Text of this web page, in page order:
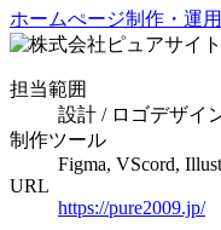
ホームぺージ制作・運用
担当範囲
設計 / ロゴデザイ
制作ツール
Figma, VScord,
URL
https://pure2009.jp/